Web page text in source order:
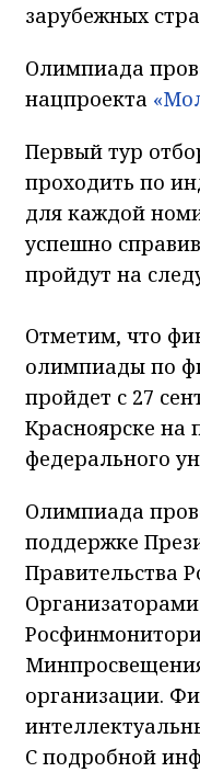
зарубежных
Олимпиада
нацпроекта
Первый тур
проходить по
для каждой
успешно
пройдут на
Отметим, что
олимпиады по
пройдет с 27
Красноярске на
федерального
Олимпиада
поддержке
Правительства
организации.
С подробной